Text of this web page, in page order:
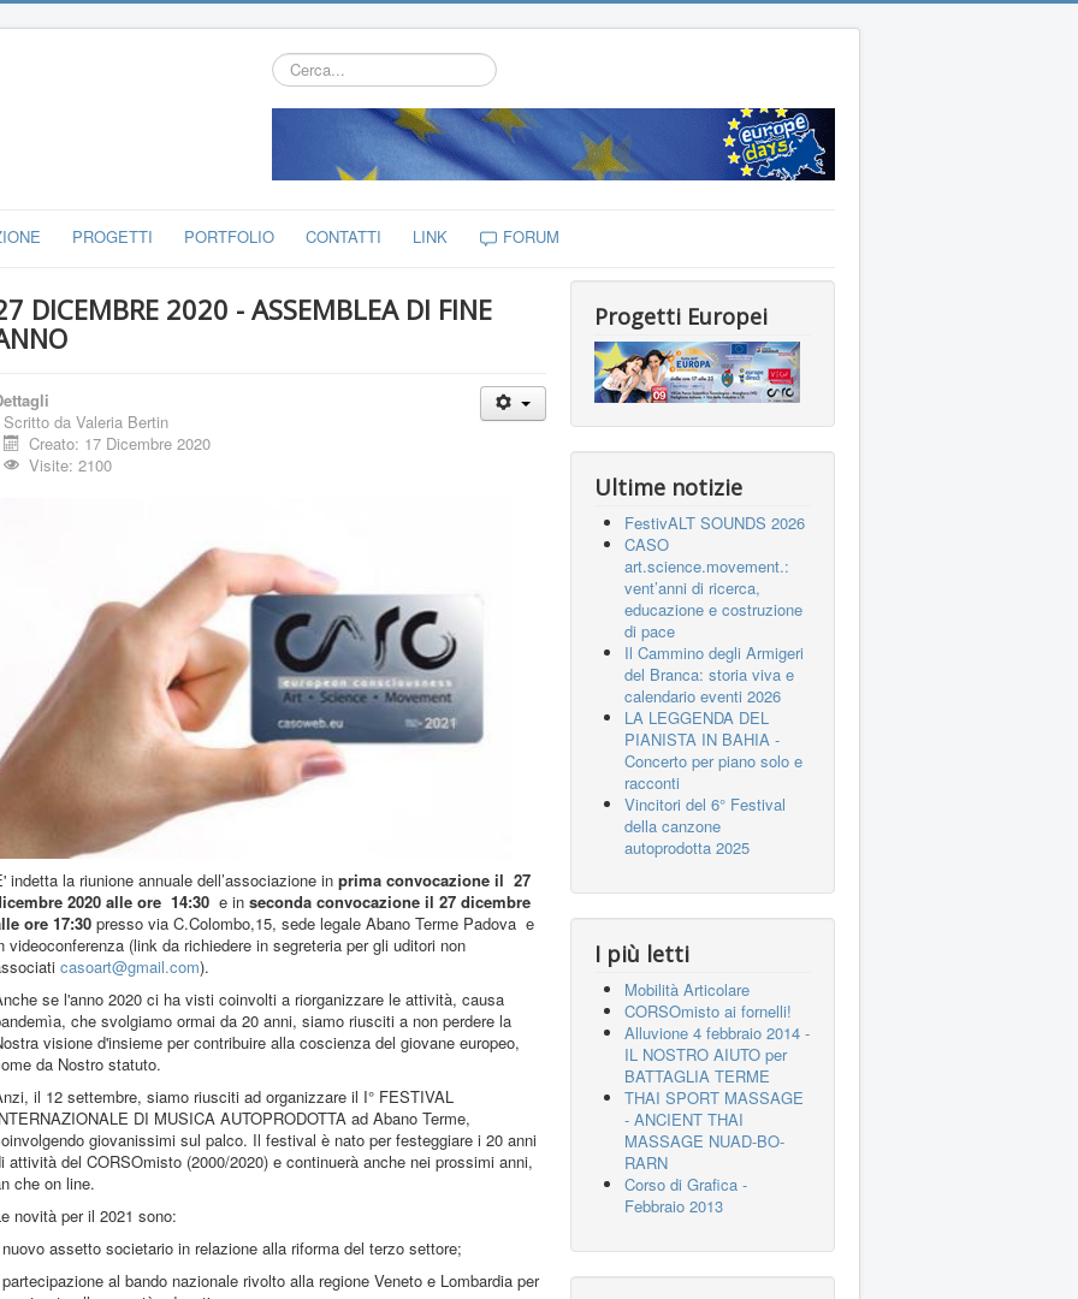
Cerca...
PROGETTI PORTFOLIO CONTATTI LINK FORUM
DICEMBRE 2020 - ASSEMBLEA DI FINE
Scritto da Valeria Bertin
Creato: 17 Dicembre 2020
Visite: 2100
indetta la riunione annuale dell’associazione in prima convocazione il 27
2020 alle ore 14:30 e in seconda convocazione il 27 dicembre
ore 17:30 presso via C.Colombo,15, sede legale Abano Terme Padova e
videoconferenza (link da richiedere in segreteria per gli uditori non
casoart@gmail.com).
se l'anno 2020 ci ha visti coinvolti a riorganizzare le attività, causa
che svolgiamo ormai da 20 anni, siamo riusciti a non perdere la
visione d'insieme per contribuire alla coscienza del giovane europeo,
da Nostro statuto.
il 12 settembre, siamo riusciti ad organizzare il I° FESTIVAL
DI MUSICA AUTOPRODOTTA ad Abano Terme,
giovanissimi sul palco. Il festival è nato per festeggiare i 20 anni
attività del CORSOmisto (2000/2020) e continuerà anche nei prossimi anni,
che on line.
novità per il 2021 sono:
assetto societario in relazione alla riforma del terzo settore;
al bando nazionale rivolto alla regione Veneto e Lombardia per
Progetti Europei
Ultime notizie
FestivALT SOUNDS 2026
CASO
art.science.movement.:
vent’anni di ricerca,
educazione e costruzione
di pace
Il Cammino degli Armigeri
del Branca: storia viva e
calendario eventi 2026
LA LEGGENDA DEL
PIANISTA IN BAHIA -
Concerto per piano solo e
racconti
Vincitori del 6° Festival
della canzone
autoprodotta 2025
I più letti
Mobilità Articolare
CORSOmisto ai fornelli!
Alluvione 4 febbraio 2014 -
IL NOSTRO AIUTO per
BATTAGLIA TERME
THAI SPORT MASSAGE
- ANCIENT THAI
MASSAGE NUAD-BO-
RARN
Corso di Grafica -
Febbraio 2013